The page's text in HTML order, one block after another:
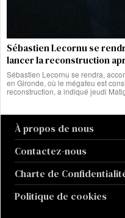
Sébastien Lecornu se
lancer la reconstruction
Sébastien Lecornu se rendra,
en Gironde, où le mégafeu est
reconstruction, a indiqué jeudi
À propos de nous
Contactez-nous
Charte de
Politique de cookies